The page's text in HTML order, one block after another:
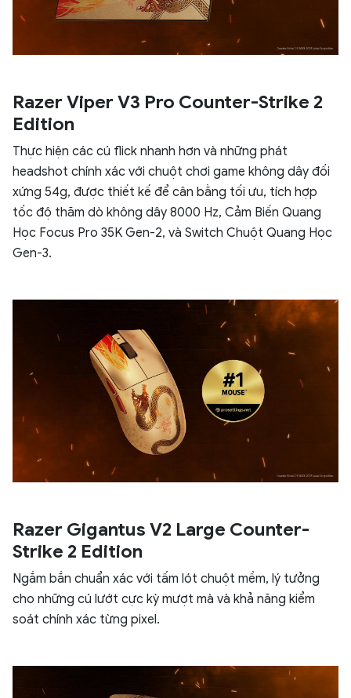
Razer Viper V3 Pro Counter-Strike 2
Edition
Thực hiện các cú flick nhanh hơn và những phát
headshot chính xác với chuột chơi game không dây đối
xứng 54g, được thiết kế để cân bằng tối ưu, tích hợp
tốc độ thăm dò không dây 8000 Hz, Cảm Biến Quang
Học Focus Pro 35K Gen-2, và Switch Chuột Quang Học
Gen-3.
Razer Gigantus V2 Large Counter-
Strike 2 Edition
Ngắm bắn chuẩn xác với tấm lót chuột mềm, lý tưởng
cho những cú lướt cực kỳ mượt mà và khả năng kiểm
soát chính xác từng pixel.